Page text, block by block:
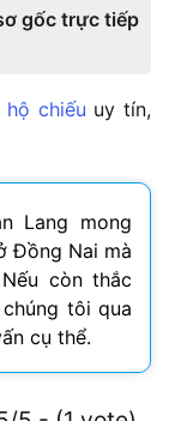
gốc trực tiếp
chiếu uy tín,
Lang mong
Đồng Nai mà
còn thắc
tôi qua
cụ thể.